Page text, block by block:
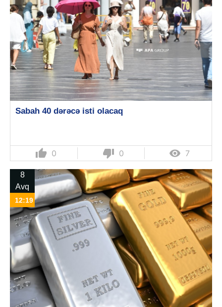
Sabah 40 dərəcə isti olacaq
thumb_up 0 thumb_down 0  7
8
Avq
12:19